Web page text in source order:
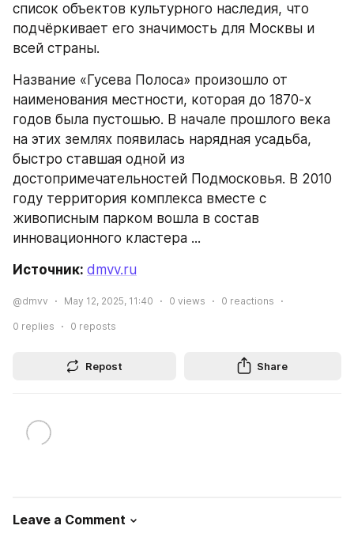
список объектов культурного наследия, что
подчёркивает его значимость для Москвы и
всей страны.
Название «Гусева Полоса» произошло от
наименования местности, которая до 1870-х
годов была пустошью. В начале прошлого века
на этих землях появилась нарядная усадьба,
быстро ставшая одной из
достопримечательностей Подмосковья. В 2010
году территория комплекса вместе с
живописным парком вошла в состав
инновационного кластера ...
Источник: dmvv.ru
@dmvv May 12, 2025, 11:40 0 views 0 reactions
0 replies 0 reposts
Repost Share
Leave a Comment